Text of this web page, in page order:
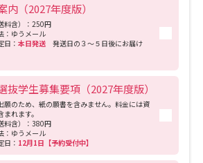
内（2027年度版）
料含）：250円
：ゆうメール
日： 本日発送 発送日の３～５日後にお届け
抜学生募集要項（2027年度版）
願のため、紙の願書を含みません。料金には資
れます。
料含）：380円
：ゆうメール
日： 12月1日【予約受付中】